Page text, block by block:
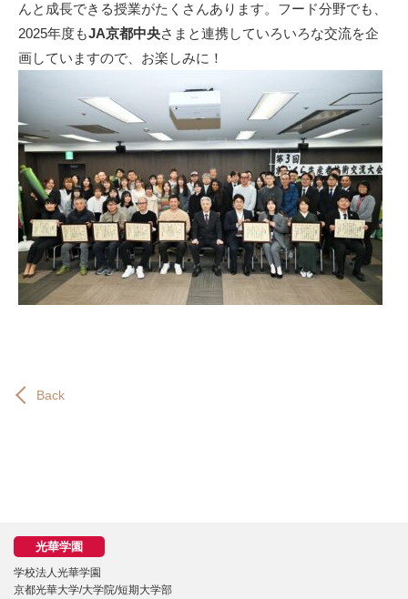
んと成長できる授業がたくさんあります。フード分野でも、
2025年度もJA京都中央さまと連携していろいろな交流を企
画していますので、お楽しみに！
Back
学校法人光華学園
京都光華大学/大学院/短期大学部